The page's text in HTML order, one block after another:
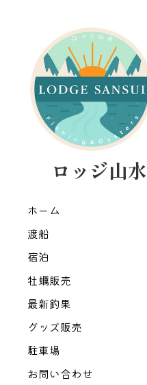
   ロッジ山水
ホーム
渡船
宿泊
牡蠣販売
最新釣果
グッズ販売
駐車場
お問い合わせ